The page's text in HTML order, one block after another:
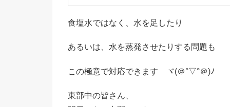
食塩水ではなく、水を足したり
あるいは、水を蒸発させたりする問題も
この極意で対応できます ヾ(＠°▽°＠)ﾉ
東部中の皆さん、